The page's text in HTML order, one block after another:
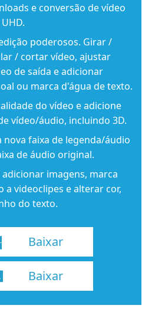
e conversão de vídeo
poderosos. Girar /
/ cortar vídeo, ajustar
de saída e adicionar
ou marca d'água de texto.
do vídeo e adicione
vídeo/áudio, incluindo 3D.
nova faixa de legenda/áudio
de áudio original.
imagens, marca
a videoclipes e alterar cor,
do texto.
Baixar
Baixar